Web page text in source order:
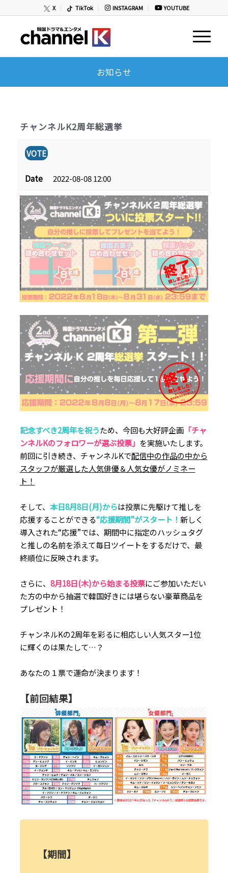
X TikTok INSTAGRAM YOUTUBE
お知らせ
チャンネルK2周年総選挙
VOTE
Date 2022-08-08 12:00
記念すべき2周年を祝うため、今回も大好評企画「チャ
ンネルKのフォロワーが選ぶ投票」 を実施いたします。
前回に引き続き、チャンネルKで配信中の作品の中から
スタッフが厳選した人気俳優＆人気女優がノミネー
ト！
そして、 本日8月8日(月)からは投票に先駆けて推しを
応援することができる“応援期間”がスタート！ 新しく
導入された“応援”では、期間中に指定のハッシュタグ
と推しの名前を添えて毎日ツイートをするだけで、最
終順位に反映されます。
さらに、 8月18日(木)から始まる投票にご参加いただい
た方の中から抽選で韓国好きには堪らない豪華商品を
プレゼント！
チャンネルKの2周年を彩るに相応しい人気スター1位
に輝くのは果たして…？
あなたの１票で運命が決まります！
【前回結果】
【期間】